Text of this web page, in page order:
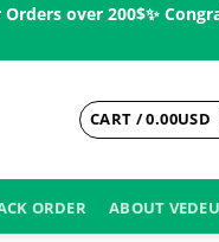
over 200$ㅤ✨
CART /0.00USD
ORDER ABOUT